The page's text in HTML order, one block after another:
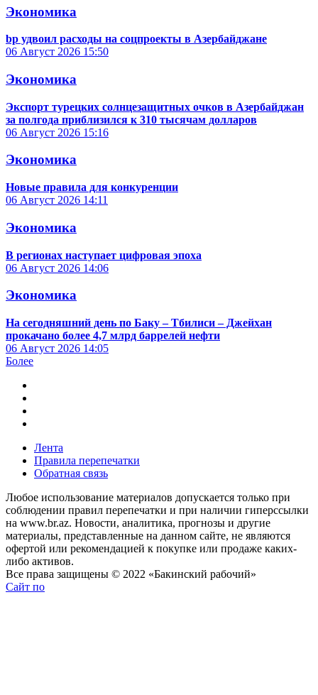
Экономика
bp удвоил расходы на соцпроекты в Азербайджане
06 Август 2026 15:50
Экономика
Экспорт турецких солнцезащитных очков в Азербайджан
за полгода приблизился к 310 тысячам долларов
06 Август 2026 15:16
Экономика
Новые правила для конкуренции
06 Август 2026 14:11
Экономика
В регионах наступает цифровая эпоха
06 Август 2026 14:06
Экономика
На сегодняшний день по Баку – Тбилиси – Джейхан
прокачано более 4,7 млрд баррелей нефти
06 Август 2026 14:05
Более
Лента
Правила перепечатки
Обратная связь
Любое использование материалов допускается только при
соблюдении правил перепечатки и при наличии гиперссылки
на www.br.az. Новости, аналитика, прогнозы и другие
материалы, представленные на данном сайте, не являются
офертой или рекомендацией к покупке или продаже каких-
либо активов.
Все права защищены © 2022 «Бакинский рабочий»
Сайт по